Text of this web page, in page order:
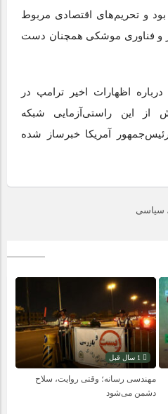
و تحریم‌های اقتصادی مربوط
و فناوری موشکی همچنان دست
درباره اظهارات اخیر ترامپ در
این راستی‌آزمایی شبکه
آمریکا خبرساز شده
سیاسی
مهندسی رسانه؛ وقتی روایت، سلاح
دشمن می‌شود